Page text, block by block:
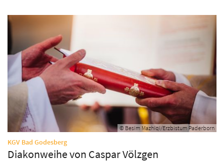
© Besim Mazhiqi/Erzbistum Paderborn
KGV Bad Godesberg:
Diakonweihe von Caspar Völzgen